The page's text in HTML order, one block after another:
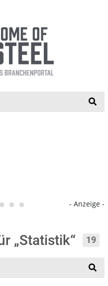
- Anzeige -
„Statistik“ 19